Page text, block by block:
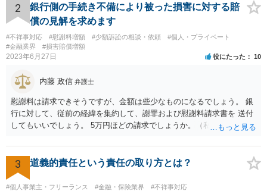
かもしれませんが、質問にわかりやすく答えると「法的に許される」
が答えになります。 補足でアドバイスしておきますと、今私に反論し
てきたその内容をゆうちょ銀行にぶつければいいとおもいます。 もっ
とも、ぶつけられたゆうちょ銀行があなたと契約するかは法律上ゆう
ちょ銀行の自由です。
2
銀行側の手続き不備により被った損害に対する賠
償の見解を求めます
#不祥事対応 #慰謝料増額 #少額訴訟の相談・依頼
#個人・プライベート
#金融業界
#損害賠償増額
2023年6月27日 役にたった 10
内藤 政信 弁護士
慰謝料は請求できそうですが、金額は些少なものになるでしょう。 銀
行に対して、従前の経緯を集約して、謝罪および慰謝料請求書を 送付
してもいいでしょう。 5万円ほどの請求でしょうか。（私見）
3 道義的責任という責任の取り方とは？
#個人事業主・フリーランス #金融・保険業界 #不祥事対応